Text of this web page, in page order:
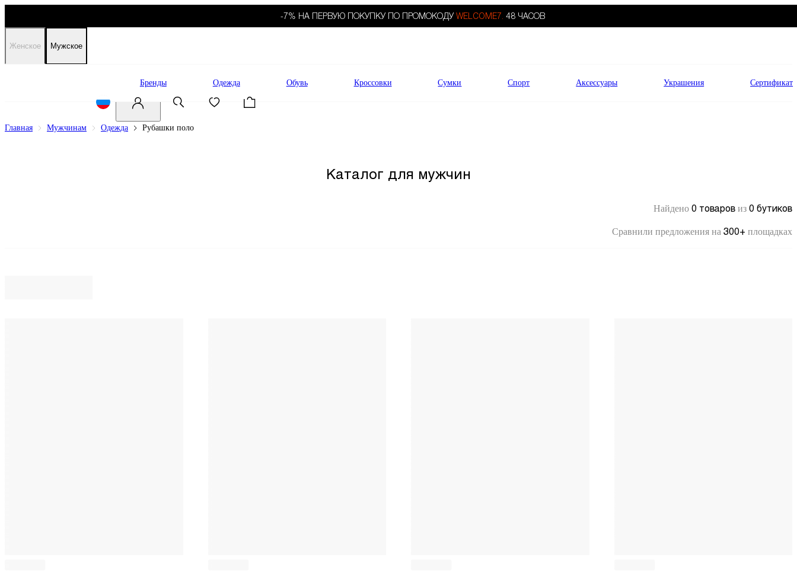
-7% НА ПЕРВУЮ ПОКУПКУ ПО ПРОМОКОДУ WELCOME7. 48 ЧАСОВ
Женское Мужское
Бренды Одежда Обувь Кроссовки Сумки Спорт Аксессуары Украшения Сертификат
Главная Мужчинам Одежда Рубашки поло
Каталог для мужчин
Найдено 0 товаров из 0 бутиков
Сравнили предложения на 300+ площадках